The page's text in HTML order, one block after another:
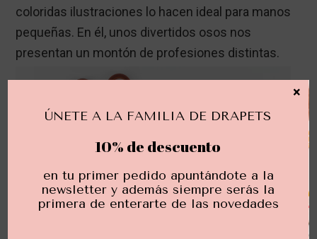
coloridas ilustraciones lo hacen ideal para manos
pequeñas. En él, unos divertidos osos nos
presentan un montón de profesiones distintas.
ÚNETE A LA FAMILIA DE DRAPETS
10% de descuento
en tu primer pedido apuntándote a la
newsletter y además siempre serás la
primera de enterarte de las novedades
×